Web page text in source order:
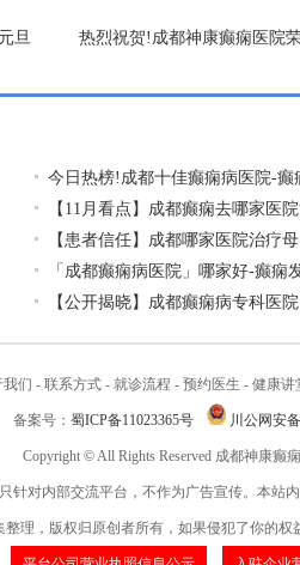
旦
热烈祝贺!成都神康癫痫医院
今日热榜!成都十佳癫痫病医院-癫
【11月看点】成都癫痫去哪家医
【患者信任】成都哪家医院治疗母
「成都癫痫病医院」哪家好-癫痫
【公开揭晓】成都癫痫病专科医院
我们 - 联系方式 - 就诊流程 - 预约医生 - 健康讲
备案号： 蜀ICP备11023365号 川公网安
Copyright © All Rights Reserved 成都神康癫
针对内部交流平台，不作为广告宣传。本站
理，版权归原创者所有，如果侵犯了你的